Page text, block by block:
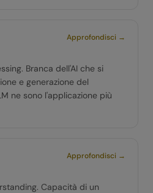
Approfondisci →
Branca dell'AI che si
e generazione del
ne sono l'applicazione più
Approfondisci →
Capacità di un